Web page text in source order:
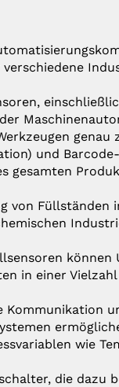
genau
und
gesamten
von Füllständen
können
in einer
wie
die dazu